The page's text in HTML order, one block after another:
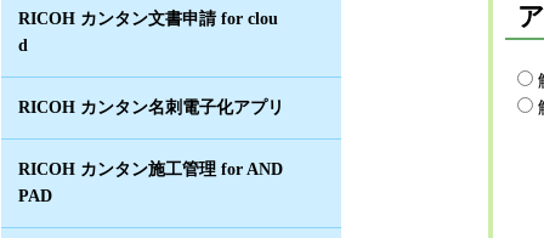
RICOH カンタン文書申請 for clou
d
RICOH カンタン名刺電子化アプリ
RICOH カンタン施工管理 for AND
PAD